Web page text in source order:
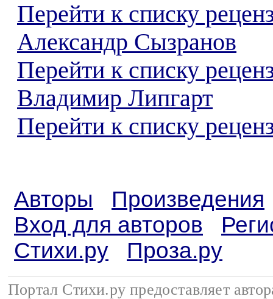
Перейти к списку
Александр Сызранов
Перейти к списку
Владимир Липгарт
Перейти к списку
Авторы
Произведения
Вход для авторов
Стихи.ру
Проза.ру
Портал Стихи.ру предоставляет